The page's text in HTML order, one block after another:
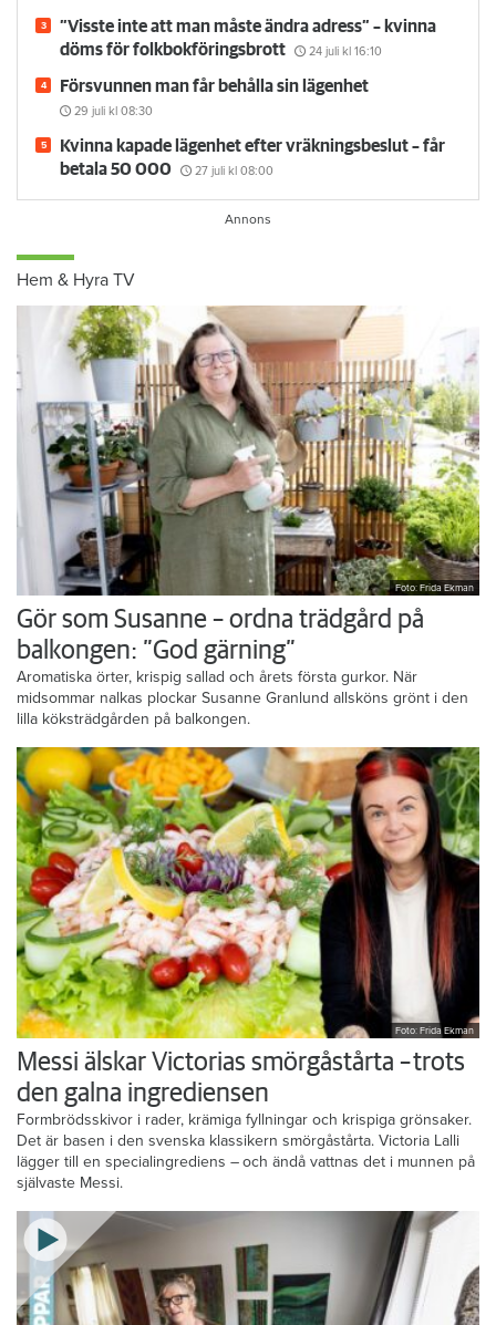
”Visste inte att man måste ändra adress” – kvinna
döms för folkbokföringsbrott
24 juli kl 16:10
Försvunnen man får behålla sin lägenhet
29 juli kl 08:30
Kvinna kapade lägenhet efter vräkningsbeslut – får
betala 50 000
27 juli kl 08:00
Hem & Hyra TV
Foto: Frida Ekman
Gör som Susanne – ordna trädgård på
balkongen: ”God gärning”
Aromatiska örter, krispig sallad och årets första gurkor. När
midsommar nalkas plockar Susanne Granlund allsköns grönt i den
lilla köksträdgården på balkongen.
Foto: Frida Ekman
Messi älskar Victorias smörgåstårta – trots
den galna ingrediensen
Formbrödsskivor i rader, krämiga fyllningar och krispiga grönsaker.
Det är basen i den svenska klassikern smörgåstårta. Victoria Lalli
lägger till en specialingrediens – och ändå vattnas det i munnen på
självaste Messi.